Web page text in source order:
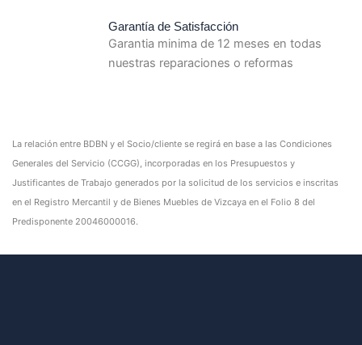
Garantía de Satisfacción
Garantia minima de 12 meses en todas
nuestras reparaciones o reformas
La relación entre BDBN y el Socio/cliente se regirá en base a las Condiciones
Generales del Servicio (CCGG), incorporadas en los Presupuestos y
Justificantes de Trabajo generados por la solicitud de los servicios e inscritas
en el Registro Mercantil y de Bienes Muebles de Vizcaya en el Folio 8 del
Predisponente 20046000016.